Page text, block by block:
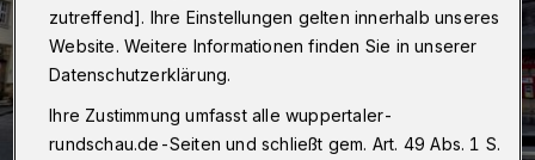
zutreffend]. Ihre Einstellungen gelten innerhalb unseres
Website. Weitere Informationen finden Sie in unserer
Datenschutzerklärung.
Ihre Zustimmung umfasst alle wuppertaler-
rundschau.de-Seiten und schließt gem. Art. 49 Abs. 1 S.